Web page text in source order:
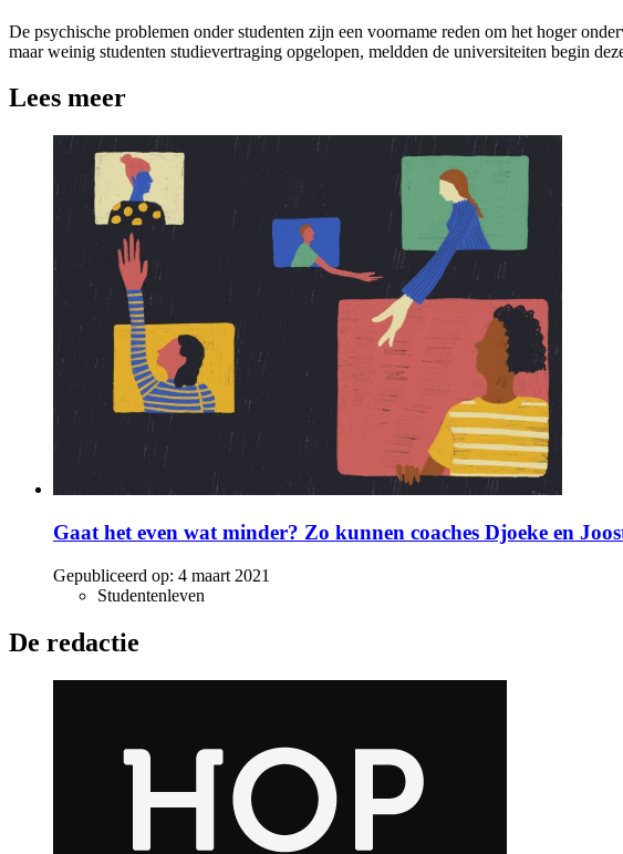
De psychische problemen onder studenten zijn een voorname reden om het hoger
maar weinig studenten studievertraging opgelopen, meldden de universiteiten begin
Lees meer
Gaat het even wat minder? Zo kunnen coaches Djoeke en
Gepubliceerd op: 4 maart 2021
Studentenleven
De redactie